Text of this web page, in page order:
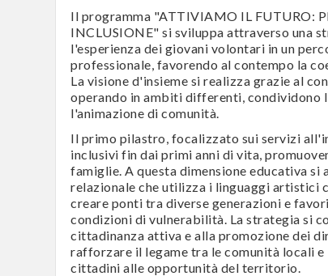
Il programma "ATTIVIAMO IL FUTURO:
INCLUSIONE" si sviluppa attraverso una
l'esperienza dei giovani volontari in un
professionale, favorendo al contempo la
La visione d'insieme si realizza grazie al
operando in ambiti differenti,
l'animazione di comunità.
Il primo pilastro, focalizzato sui servizi
inclusivi fin dai primi anni di vita,
famiglie. A questa dimensione educativa si
relazionale che utilizza i linguaggi artistici
creare ponti tra diverse generazioni e
condizioni di vulnerabilità. La strategia si
cittadinanza attiva e alla promozione dei
rafforzare il legame tra le comunità locali
cittadini alle opportunità del territorio.